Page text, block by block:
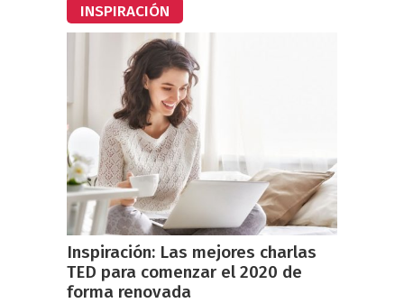
INSPIRACIÓN
Inspiración: Las mejores charlas
TED para comenzar el 2020 de
forma renovada